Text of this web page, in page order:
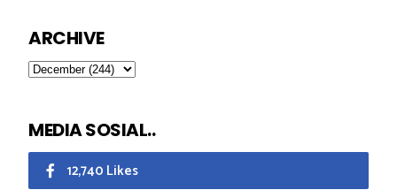
ARCHIVE
MEDIA SOSIAL..
12,740 Likes